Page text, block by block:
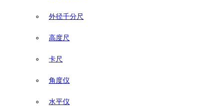
外径千分尺
高度尺
卡尺
角度仪
水平仪